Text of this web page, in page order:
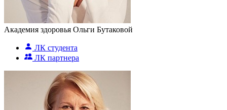
Академия здоровья Ольги Бутаковой
ЛК студента
ЛК партнера